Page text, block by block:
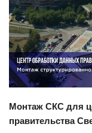
Монтаж СКС для
правительства